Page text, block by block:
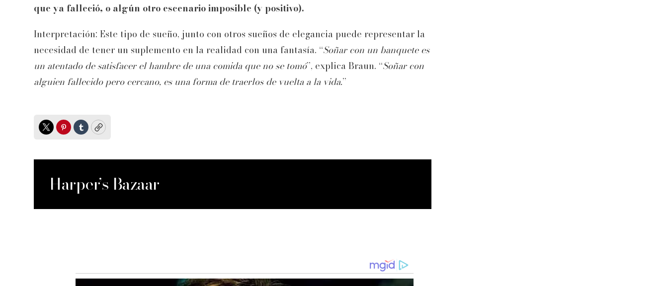
que ya falleció, o algún otro escenario imposible (y positivo).
Interpretación: Este tipo de sueño, junto con otros sueños de elegancia puede representar la
necesidad de tener un suplemento en la realidad con una fantasía. “Soñar con un banquete es
un atentado de satisfacer el hambre de una comida que no se tomó”, explica Braun. “Soñar con
alguien fallecido pero cercano, es una forma de traerlos de vuelta a la vida.”
TwitterPinterest
TumblrCopy
Harper’s Bazaar